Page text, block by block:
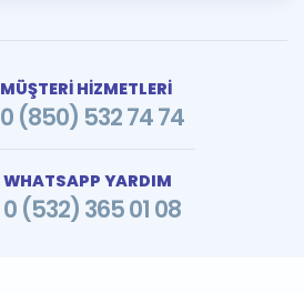
MÜŞTERİ HİZMETLERİ
0 (850) 532 74 74
WHATSAPP YARDIM
0 (532) 365 01 08